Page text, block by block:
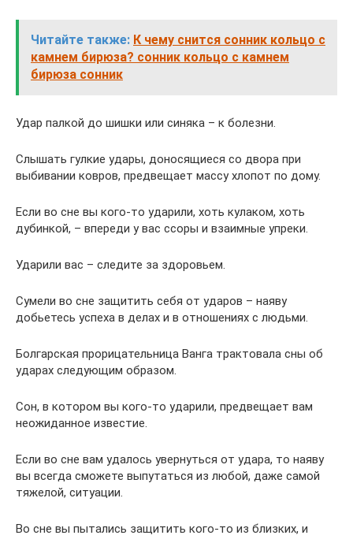
Читайте также: К чему снится сонник кольцо с
камнем бирюза? сонник кольцо с камнем
бирюза сонник
Удар палкой до шишки или синяка – к болезни.
Слышать гулкие удары, доносящиеся со двора при
выбивании ковров, предвещает массу хлопот по дому.
Если во сне вы кого-то ударили, хоть кулаком, хоть
дубинкой, – впереди у вас ссоры и взаимные упреки.
Ударили вас – следите за здоровьем.
Сумели во сне защитить себя от ударов – наяву
добьетесь успеха в делах и в отношениях с людьми.
Болгарская прорицательница Ванга трактовала сны об
ударах следующим образом.
Сон, в котором вы кого-то ударили, предвещает вам
неожиданное известие.
Если во сне вам удалось увернуться от удара, то наяву
вы всегда сможете выпутаться из любой, даже самой
тяжелой, ситуации.
Во сне вы пытались защитить кого-то из близких, и